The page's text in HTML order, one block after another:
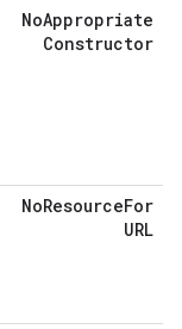
NoAppropriate
Constructor
NoResourceFor
URL